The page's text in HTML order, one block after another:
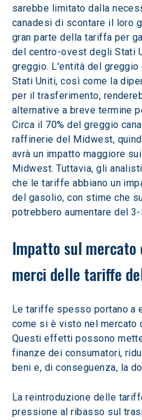
sarebbe limitato dalla
canadesi di scontare il loro
gran parte della tariffa per
del centro-ovest degli Stati
greggio. L'entità del greggio
Stati Uniti, così come la
per il trasferimento,
alternative a breve termine
Circa il 70% del greggio
raffinerie del Midwest,
avrà un impatto maggiore
Midwest. Tuttavia, gli
che le tariffe abbiano un
del gasolio, con stime che
potrebbero aumentare del 3-
Impatto sul
merci delle tariffe
Le tariffe spesso portano
come si è visto nel mercato
Questi effetti possono
finanze dei consumatori,
beni e, di conseguenza, la
La reintroduzione delle
pressione al ribasso sul